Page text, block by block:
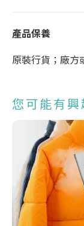
產品保養
原裝行貨；廠方
您可能有